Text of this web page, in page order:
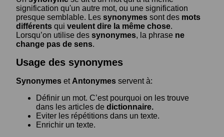
signification qu'un autre mot, ou une signification
presque semblable. Les synonymes sont des mots
différents qui veulent dire la même chose.
Lorsqu’on utilise des synonymes, la phrase ne
change pas de sens.
Usage des synonymes
Synonymes et Antonymes servent à:
Définir un mot. C’est pourquoi on les trouve
dans les articles de dictionnaire.
Eviter les répétitions dans un texte.
Enrichir un texte.